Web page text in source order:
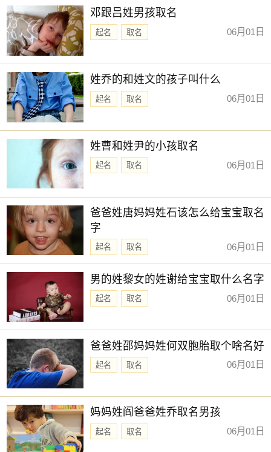
邓跟吕姓男孩取名
起名 取名 06月01日
姓乔的和姓文的孩子叫什么
起名 取名 06月01日
姓曹和姓尹的小孩取名
起名 取名 06月01日
爸爸姓唐妈妈姓石该怎么给宝宝取名
字
起名 取名 06月01日
男的姓黎女的姓谢给宝宝取什么名字
起名 取名 06月01日
爸爸姓邵妈妈姓何双胞胎取个啥名好
起名 取名 06月01日
妈妈姓阎爸爸姓乔取名男孩
起名 取名 06月01日